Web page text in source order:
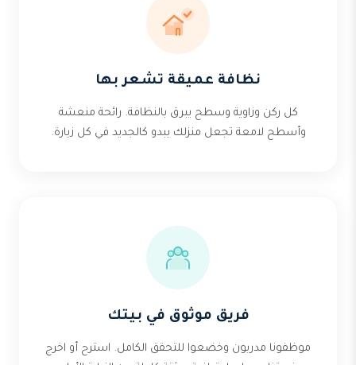
نظافة عميقة تشعر بها
كل ركن وزاوية وسطح يبرق بالنظافة. رائحة منعشة
وأسطح لامعة تجعل منزلك يبدو كالجديد في كل زيارة.
فريق موثوق في بيتك
موظفونا مدربون وخضعوا للتحقق الكامل. استرح أو اخرج